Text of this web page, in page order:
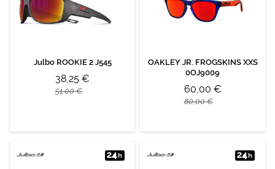
Julbo ROOKIE 2 J545
38,25 €
51,00 €
OAKLEY JR. FROGSKINS XXS
0OJ9009
60,00 €
80,00 €